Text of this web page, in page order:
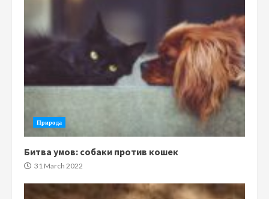
Природа
Битва умов: собаки против кошек
31 March 2022